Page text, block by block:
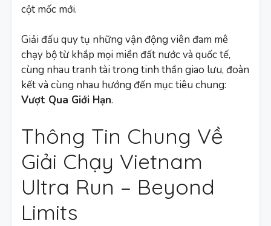
cột mốc mới.
Giải đấu quy tụ những vận động viên đam mê
chạy bộ từ khắp mọi miền đất nước và quốc tế,
cùng nhau tranh tài trong tinh thần giao lưu, đoàn
kết và cùng nhau hướng đến mục tiêu chung:
Vượt Qua Giới Hạn.
Thông Tin Chung Về
Giải Chạy Vietnam
Ultra Run – Beyond
Limits